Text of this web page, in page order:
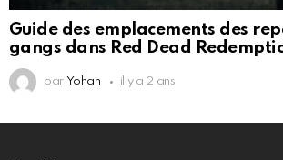
Guide des emplacements des
gangs dans Red Dead
par Yohan il y a 2 ans